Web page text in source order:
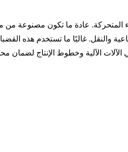
المتحركة. عادة ما تكون مصنوعة من
والنقل. غالبًا ما تستخدم هذه
الآلية وخطوط الإنتاج لضمان